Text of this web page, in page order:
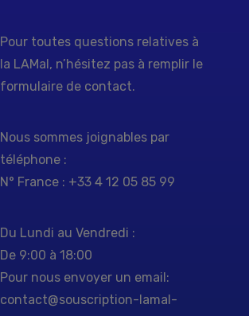
Pour toutes questions relatives à
la LAMal, n’hésitez pas à remplir le
formulaire de contact.
Nous sommes joignables par
téléphone :
N° France : +33 4 12 05 85 99
Du Lundi au Vendredi :
De 9:00 à 18:00
Pour nous envoyer un email:
contact@souscription-lamal-